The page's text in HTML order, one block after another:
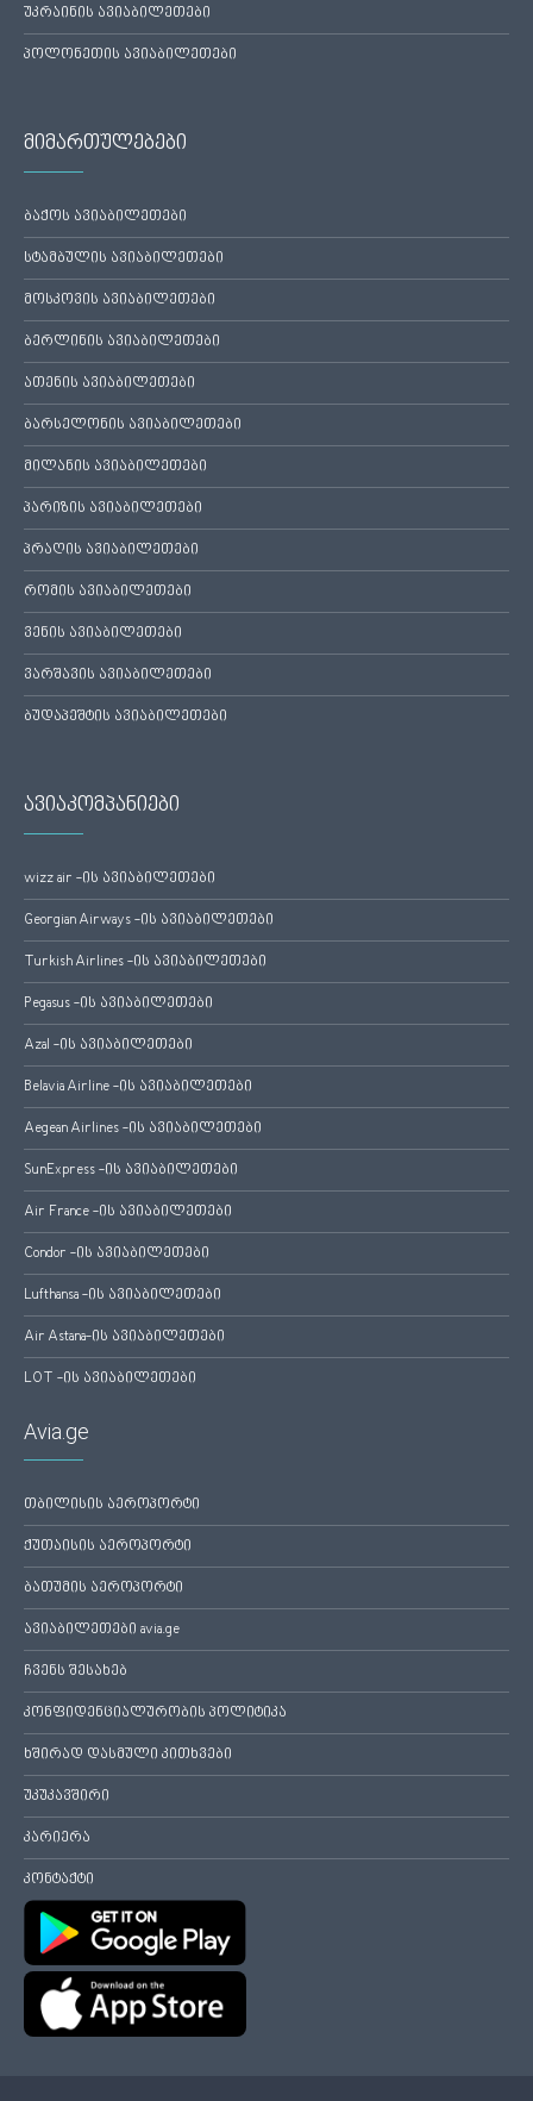
უკრაინის ავიაბილეთები
პოლონეთის ავიაბილეთები
მიმართულებები
ბაქოს ავიაბილეთები
სტამბულის ავიაბილეთები
მოსკოვის ავიაბილეთები
ბერლინის ავიაბილეთები
ათენის ავიაბილეთები
ბარსელონის ავიაბილეთები
მილანის ავიაბილეთები
პარიზის ავიაბილეთები
პრაღის ავიაბილეთები
რომის ავიაბილეთები
ვენის ავიაბილეთები
ვარშავის ავიაბილეთები
ბუდაპეშტის ავიაბილეთები
ავიაკომპანიები
wizz air -ის ავიაბილეთები
Georgian Airways -ის ავიაბილეთები
Turkish Airlines -ის ავიაბილეთები
Pegasus -ის ავიაბილეთები
Azal -ის ავიაბილეთები
Belavia Airline -ის ავიაბილეთები
Aegean Airlines -ის ავიაბილეთები
SunExpress -ის ავიაბილეთები
Air France -ის ავიაბილეთები
Condor -ის ავიაბილეთები
Lufthansa -ის ავიაბილეთები
Air Astana-ის ავიაბილეთები
LOT -ის ავიაბილეთები
Avia.ge
თბილისის აეროპორტი
ქუთაისის აეროპორტი
ბათუმის აეროპორტი
ავიაბილეთები avia.ge
ჩვენს შესახებ
კონფიდენციალურობის პოლიტიკა
ხშირად დასმული კითხვები
უკუკავშირი
კარიერა
კონტაქტი